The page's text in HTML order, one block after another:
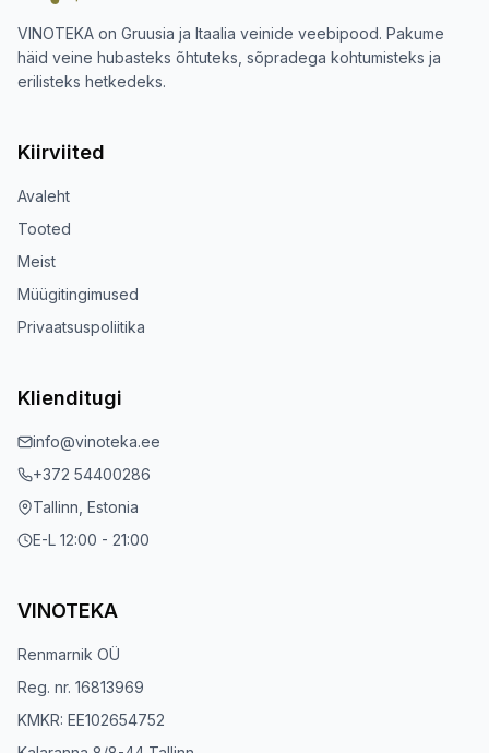
VINOTEKA on Gruusia ja Itaalia veinide veebipood. Pakume
häid veine hubasteks õhtuteks, sõpradega kohtumisteks ja
erilisteks hetkedeks.
Kiirviited
Avaleht
Tooted
Meist
Müügitingimused
Privaatsuspoliitika
Klienditugi
info@vinoteka.ee
+372 54400286
Tallinn, Estonia
E-L 12:00 - 21:00
VINOTEKA
Renmarnik OÜ
Reg. nr. 16813969
KMKR: EE102654752